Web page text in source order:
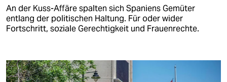
An der Kuss-Affäre spalten sich Spaniens Gemüter
entlang der politischen Haltung. Für oder wider
Fortschritt, soziale Gerechtigkeit und Frauenrechte.